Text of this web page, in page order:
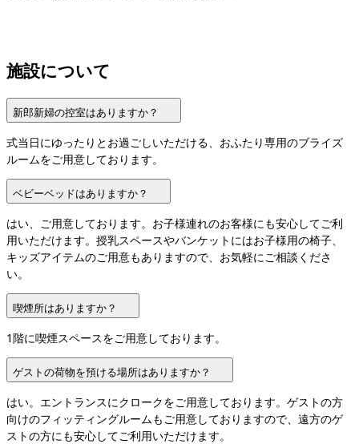
施設について
新郎新婦の控室はありますか？
式当日にゆったりとお過ごしいただける、おふたり専用のブライズ
ルームをご用意しております。
ベビーベッドはありますか？
はい、ご用意しております。お子様連れのお客様にも安心してご利
用いただけます。授乳スペースやバンケットにはお子様用の椅子、
キッズアイテムのご用意もありますので、お気軽にご相談くださ
い。
喫煙所はありますか？
1階に喫煙スペースをご用意しております。
ゲストの荷物を預ける場所はありますか？
はい。エントランスにクロークをご用意しております。ゲストの方
向けのフィッティングルームもご用意しておりますので、遠方のゲ
ストの方にも安心してご利用いただけます。